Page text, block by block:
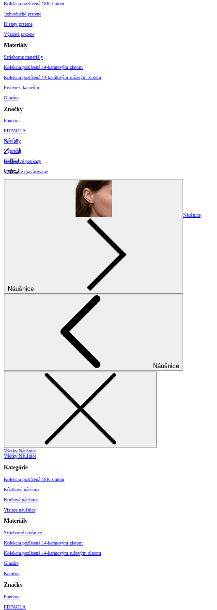
Kolekcia pozlátená 18K zlatom
Jednoduché prstene
Disney prstene
Výrazné prstene
Materiály
Strieborné materiály
Kolekcia pozlátená 14-karátovým zlatom
Kolekcia pozlátená 14-karátovým ružovým zlatom
Prstene s kameňmi
Glazúra
Značky
Pandora
PDPAOLA
Novinky
Výpredaj
Darčekové poukazy
Vzory pre gravírovanie
Náušnice
Náušnice
Náušnice
Všetky Náušnice
Všetky Náušnice
Kategórie
Kolekcia pozlátená 18K zlatom
Kôstkové náušnice
Kruhové náušnice
Visiace náušnice
Materiály
Strieborné náušnice
Kolekcia pozlátená 14-karátovým zlatom
Kolekcia pozlátená 14-karátovým ružovým zlatom
Glazúra
Kamene
Značky
Pandora
PDPAOLA